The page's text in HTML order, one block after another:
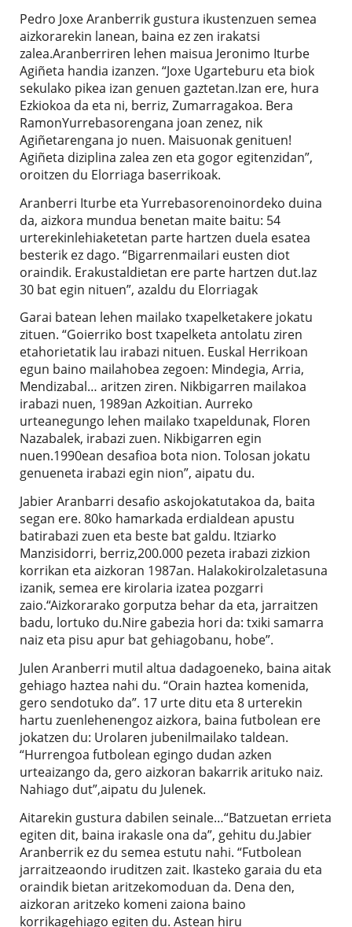
Pedro Joxe Aranberrik gustura ikustenzuen semea
aizkorarekin lanean, baina ez zen irakatsi
zalea.Aranberriren lehen maisua Jeronimo Iturbe
Agiñeta handia izanzen. “Joxe Ugarteburu eta biok
sekulako pikea izan genuen gaztetan.Izan ere, hura
Ezkiokoa da eta ni, berriz, Zumarragakoa. Bera
RamonYurrebasorengana joan zenez, nik
Agiñetarengana jo nuen. Maisuonak genituen!
Agiñeta diziplina zalea zen eta gogor egitenzidan”,
oroitzen du Elorriaga baserrikoak.
Aranberri Iturbe eta Yurrebasorenoinordeko duina
da, aizkora mundua benetan maite baitu: 54
urterekinlehiaketetan parte hartzen duela esatea
besterik ez dago. “Bigarrenmailari eusten diot
oraindik. Erakustaldietan ere parte hartzen dut.Iaz
30 bat egin nituen”, azaldu du Elorriagak
Garai batean lehen mailako txapelketakere jokatu
zituen. “Goierriko bost txapelketa antolatu ziren
etahorietatik lau irabazi nituen. Euskal Herrikoan
egun baino mailahobea zegoen: Mindegia, Arria,
Mendizabal… aritzen ziren. Nikbigarren mailakoa
irabazi nuen, 1989an Azkoitian. Aurreko
urteanegungo lehen mailako txapeldunak, Floren
Nazabalek, irabazi zuen. Nikbigarren egin
nuen.1990ean desafioa bota nion. Tolosan jokatu
genueneta irabazi egin nion”, aipatu du.
Jabier Aranbarri desafio askojokatutakoa da, baita
segan ere. 80ko hamarkada erdialdean apustu
batirabazi zuen eta beste bat galdu. Itziarko
Manzisidorri, berriz,200.000 pezeta irabazi zizkion
korrikan eta aizkoran 1987an. Halakokirolzaletasuna
izanik, semea ere kirolaria izatea pozgarri
zaio.“Aizkorarako gorputza behar da eta, jarraitzen
badu, lortuko du.Nire gabezia hori da: txiki samarra
naiz eta pisu apur bat gehiagobanu, hobe”.
Julen Aranberri mutil altua dadagoeneko, baina aitak
gehiago haztea nahi du. “Orain haztea komenida,
gero sendotuko da”. 17 urte ditu eta 8 urterekin
hartu zuenlehenengoz aizkora, baina futbolean ere
jokatzen du: Urolaren jubenilmailako taldean.
“Hurrengoa futbolean egingo dudan azken
urteaizango da, gero aizkoran bakarrik arituko naiz.
Nahiago dut”,aipatu du Julenek.
Aitarekin gustura dabilen seinale…“Batzuetan errieta
egiten dit, baina irakasle ona da”, gehitu du.Jabier
Aranberrik ez du semea estutu nahi. “Futbolean
jarraitzeaondo iruditzen zait. Ikasteko garaia du eta
oraindik bietan aritzekomoduan da. Dena den,
aizkoran aritzeko komeni zaiona baino
korrikagehiago egiten du. Astean hiru